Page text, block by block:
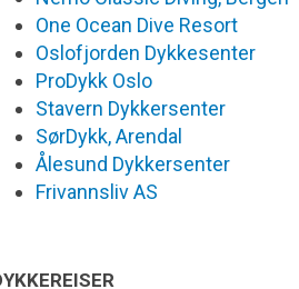
One Ocean Dive Resort
Oslofjorden Dykkesenter
ProDykk Oslo
Stavern Dykkersenter
SørDykk, Arendal
Ålesund Dykkersenter
Frivannsliv AS